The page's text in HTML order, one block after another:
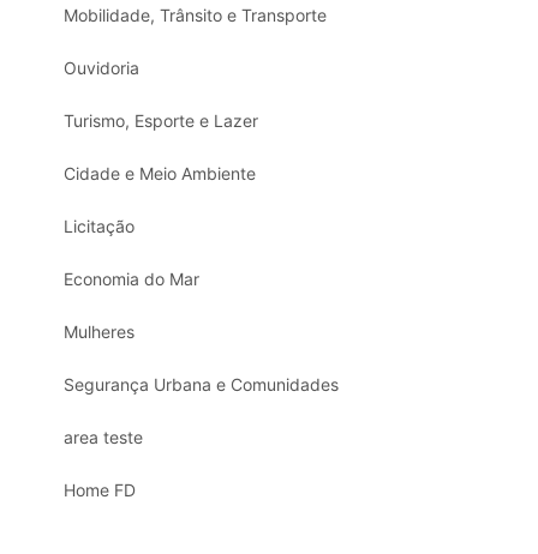
Mobilidade, Trânsito e Transporte
Ouvidoria
Turismo, Esporte e Lazer
Cidade e Meio Ambiente
Licitação
Economia do Mar
Mulheres
Segurança Urbana e Comunidades
area teste
Home FD